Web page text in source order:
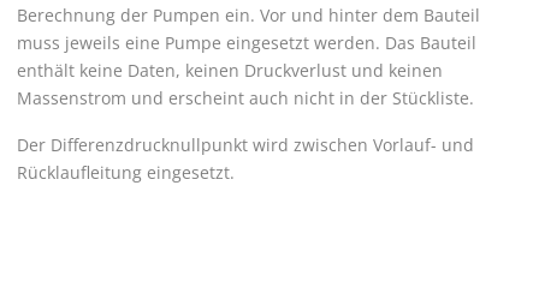
Berechnung der Pumpen ein. Vor und hinter dem Bauteil
muss jeweils eine Pumpe eingesetzt werden. Das Bauteil
enthält keine Daten, keinen Druckverlust und keinen
Massenstrom und erscheint auch nicht in der Stückliste.
Der Differenzdrucknullpunkt wird zwischen Vorlauf- und
Rücklaufleitung eingesetzt.